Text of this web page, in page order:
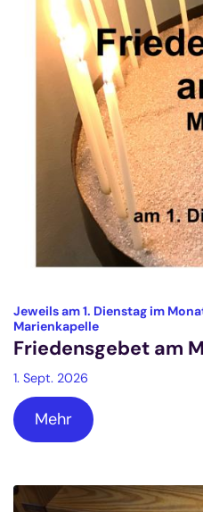
Jeweils am 1. Dienstag im
Marienkapelle:
Friedensgebet am
1. Sept. 2026
Mehr